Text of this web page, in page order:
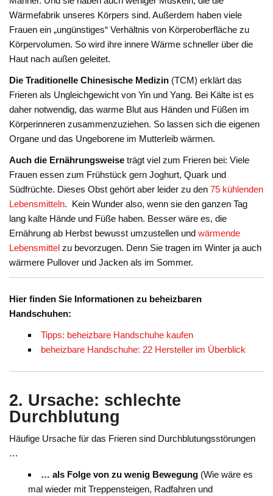
Wärmefabrik unseres Körpers sind. Außerdem haben viele
Frauen ein „ungünstiges“ Verhältnis von Körperoberfläche zu
Körpervolumen. So wird ihre innere Wärme schneller über die
Haut nach außen geleitet.
Die Traditionelle Chinesische Medizin (TCM) erklärt das
Frieren als Ungleichgewicht von Yin und Yang. Bei Kälte ist es
daher notwendig, das warme Blut aus Händen und Füßen im
Körperinneren zusammenzuziehen. So lassen sich die eigenen
Organe und das Ungeborene im Mutterleib wärmen.
Auch die Ernährungsweise trägt viel zum Frieren bei: Viele
Frauen essen zum Frühstück gern Joghurt, Quark und
Südfrüchte. Dieses Obst gehört aber leider zu den75 kühlenden
Lebensmitteln. Kein Wunder also, wenn sie den ganzen Tag
lang kalte Hände und Füße haben. Besser wäre es, die
Ernährung ab Herbst bewusst umzustellen undwärmende
Lebensmittel zu bevorzugen. Denn Sie tragen im Winter ja auch
wärmere Pullover und Jacken als im Sommer.
Hier finden Sie Informationen zu beheizbaren
Handschuhen:
Tipps: beheizbare Handschuhe kaufen
beheizbare Handschuhe: 22 Hersteller im Überblick
2. Ursache: schlechte
Durchblutung
Häufige Ursache für das Frieren sind Durchblutungsstörungen
…
… als Folge von zu wenig Bewegung(Wie wäre es
mal wieder mit Treppensteigen, Radfahren und